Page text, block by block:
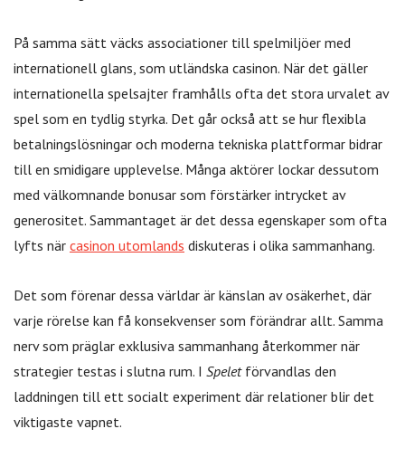
På samma sätt väcks associationer till spelmiljöer med
internationell glans, som utländska casinon. När det gäller
internationella spelsajter framhålls ofta det stora urvalet av
spel som en tydlig styrka. Det går också att se hur flexibla
betalningslösningar och moderna tekniska plattformar bidrar
till en smidigare upplevelse. Många aktörer lockar dessutom
med välkomnande bonusar som förstärker intrycket av
generositet. Sammantaget är det dessa egenskaper som ofta
lyfts när casinon utomlands diskuteras i olika sammanhang.
Det som förenar dessa världar är känslan av osäkerhet, där
varje rörelse kan få konsekvenser som förändrar allt. Samma
nerv som präglar exklusiva sammanhang återkommer när
strategier testas i slutna rum. I Speletförvandlas den
laddningen till ett socialt experiment där relationer blir det
viktigaste vapnet.